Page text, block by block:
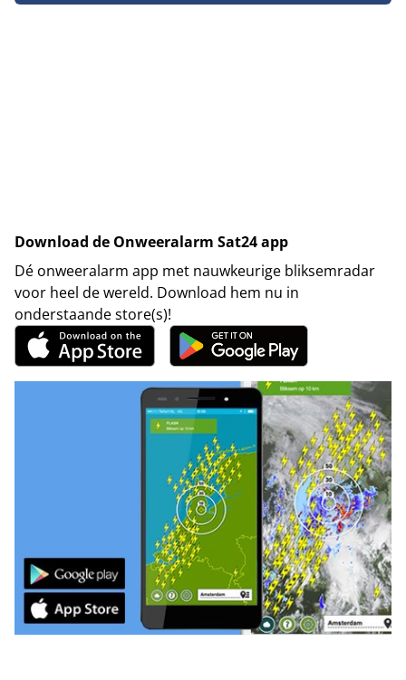
Download de Onweeralarm Sat24 app
Dé onweeralarm app met nauwkeurige bliksemradar
voor heel de wereld. Download hem nu in
onderstaande store(s)!